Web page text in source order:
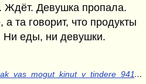
Ждёт. Девушка пропала.
та говорит, что продукты
Ни еды, ни девушки.